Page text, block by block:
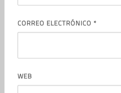
CORREO ELECTRÓNICO *
WEB